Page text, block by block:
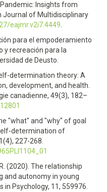
Insights from
Journal of Multidisciplinary
eajmr.v2i7.4449
para el empoderamiento
y recreación para la
de Deusto.
determination theory: A
development, and health.
canadienne, 49(3), 182–
"what" and "why" of goal
determination of
227-268.
(2020). The relationship
and autonomy in young
Psychology, 11, 559976.